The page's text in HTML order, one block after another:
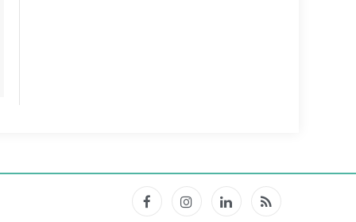
FacebookInstagramLinkedInRSS